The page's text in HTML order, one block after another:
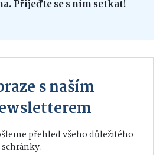
Přijeďte se s ním setkat!
s naším
přehled všeho důležitého